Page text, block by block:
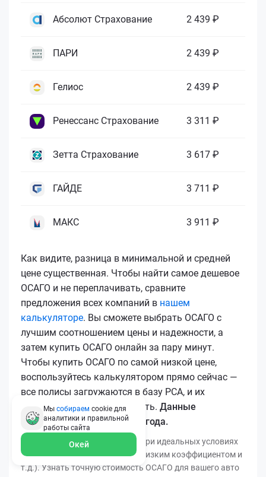
Абсолют Страхование 2 439 ₽
ПАРИ 2 439 ₽
Гелиос 2 439 ₽
Ренессанс Страхование 3 311 ₽
Зетта Страхование 3 617 ₽
ГАЙДЕ 3 711 ₽
МАКС 3 911 ₽
Как видите, разница в минимальной и средней
цене существенная. Чтобы найти самое дешевое
ОСАГО и не переплачивать, сравните
предложения всех компаний в нашем
калькуляторе. Вы сможете выбрать ОСАГО с
лучшим соотношением цены и надежности, а
затем купить ОСАГО онлайн за пару минут.
Чтобы купить ОСАГО по самой низкой цене,
воспользуйтесь калькулятором прямо сейчас —
все полисы загружаются в базу РСА, и их
подлинность легко проверить. Данные
актуальны для марта 2026 года.
*Минимальная цена получена при идеальных условиях
(безаварийный стаж, регион с низким коэффициентом и
т.д.). Узнать точную стоимость ОСАГО для вашего авто
Мы собираем cookie для
аналитики и правильной
работы сайта
Окей